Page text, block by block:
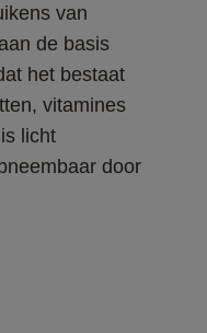
van
de basis
het bestaat
vitamines
licht
door